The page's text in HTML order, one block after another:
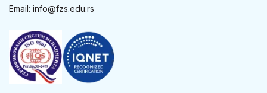
Email: info@fzs.edu.rs